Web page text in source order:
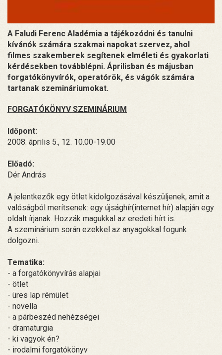
A Faludi Ferenc Aladémia a tájékozódni és tanulni
kívánók számára szakmai napokat szervez, ahol
filmes szakemberek segítenek elméleti és gyakorlati
kérdésekben továbblépni. Áprilisban és májusban
forgatókönyvírók, operatórök, és vágók számára
tartanak szemináriumokat.
FORGATÓKÖNYV SZEMINÁRIUM
Időpont:
2008. április 5., 12. 10.00-19.00
Előadó:
Dér András
A jelentkezők egy ötlet kidolgozásával készüljenek, amit a
valóságból merítsenek: egy újsághír(internet hír) alapján egy
oldalt írjanak. Hozzák magukkal az eredeti hírt is.
A szeminárium során ezekkel az anyagokkal fogunk
dolgozni.
Tematika:
- a forgatókönyvírás alapjai
- ötlet
- üres lap rémület
- novella
- a párbeszéd nehézségei
- dramaturgia
- ki vagyok én?
- irodalmi forgatókönyv